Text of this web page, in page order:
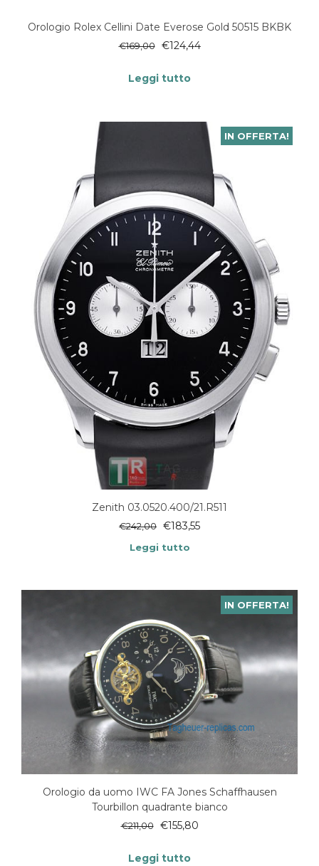
Orologio Rolex Cellini Date Everose Gold 50515 BKBK
€169,00 €124,44
Leggi tutto
IN OFFERTA!
Zenith 03.0520.400/21.R511
€242,00 €183,55
Leggi tutto
IN OFFERTA!
Orologio da uomo IWC FA Jones Schaffhausen
Tourbillon quadrante bianco
€211,00 €155,80
Leggi tutto